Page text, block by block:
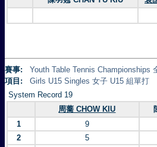
賽事:
Youth Table Tennis Championships
項目:
Girls U15 Singles 女子 U15 組單打
System Record 19
周蕎 CHOW KIU
1
9
2
5